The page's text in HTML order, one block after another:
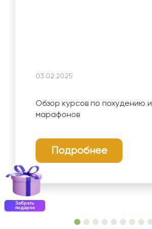
03.02.2025
Обзор курсов по похудению и
марафонов
Подробнее
Забрать
подарок